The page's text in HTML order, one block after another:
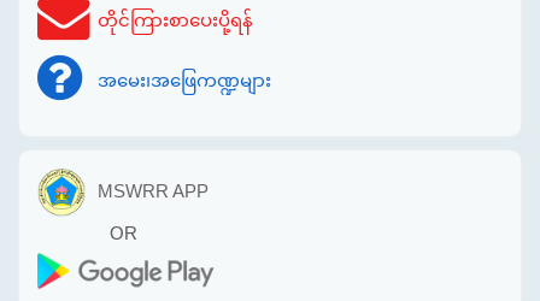
တိုင်ကြားစာပေးပို့ရန်
အမေး၊အဖြေကဏ္ဍများ
MSWRR APP
OR